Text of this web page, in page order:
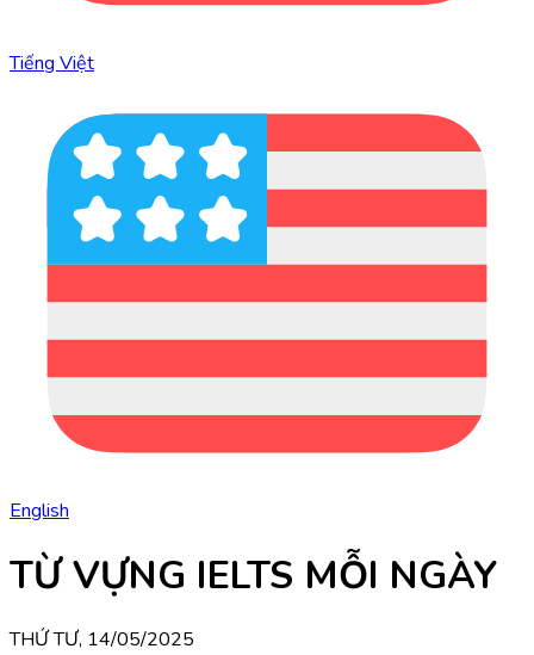
Tiếng Việt
English
TỪ VỰNG IELTS MỖI NGÀY
THỨ TƯ, 14/05/2025